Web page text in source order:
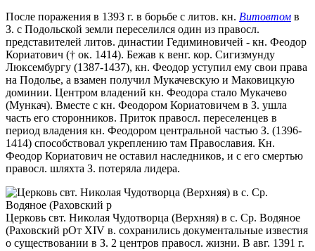
После поражения в 1393 г. в борьбе с литов. кн. Витовтом в
З. с Подольской земли переселился один из правосл.
представителей литов. династии Гедиминовичей - кн. Феодор
Кориатович († ок. 1414). Бежав к венг. кор. Сигизмунду
Люксембургу (1387-1437), кн. Феодор уступил ему свои права
на Подолье, а взамен получил Мукачевскую и Маковицкую
доминии. Центром владений кн. Феодора стало Мукачево
(Мункач). Вместе с кн. Феодором Кориатовичем в З. ушла
часть его сторонников. Приток правосл. переселенцев в
период владения кн. Феодором центральной частью З. (1396-
1414) способствовал укреплению там Православия. Кн.
Феодор Кориатович не оставил наследников, и с его смертью
правосл. шляхта З. потеряла лидера.
Церковь свт. Николая Чудотворца (Верхняя) в с. Ср. Водяное
(Раховский рОт XIV в. сохранились документальные известия
о существовании в З. 2 центров правосл. жизни. В авг. 1391 г.